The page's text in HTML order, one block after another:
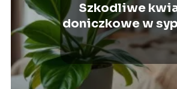
Szkodliwe
doniczkowe w
– których roślin